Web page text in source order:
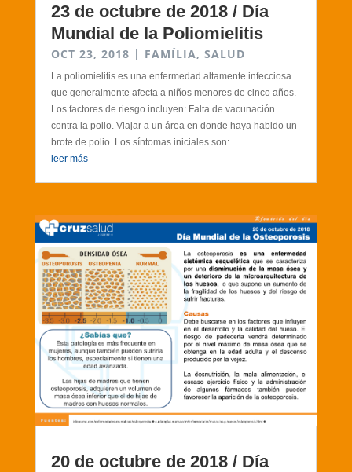
23 de octubre de 2018 / Día
Mundial de la Poliomielitis
OCT 23, 2018 | FAMÍLIA, SALUD
La poliomielitis es una enfermedad altamente infecciosa
que generalmente afecta a niños menores de cinco años.
Los factores de riesgo incluyen: Falta de vacunación
contra la polio. Viajar a un área en donde haya habido un
brote de polio. Los síntomas iniciales son:...
leer más
20 de octubre de 2018 / Día